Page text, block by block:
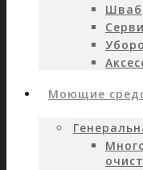
Моющие